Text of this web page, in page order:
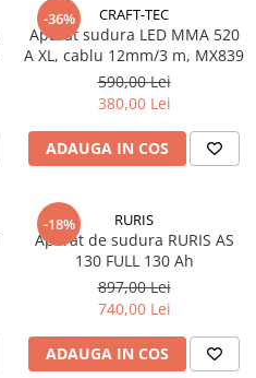
-36% CRAFT-TEC
Aparat sudura LED MMA 520
A XL, cablu 12mm/3 m, MX839
590,00 Lei
380,00 Lei
ADAUGA IN COS
-18% RURIS
Aparat de sudura RURIS AS
130 FULL 130 Ah
897,00 Lei
740,00 Lei
ADAUGA IN COS